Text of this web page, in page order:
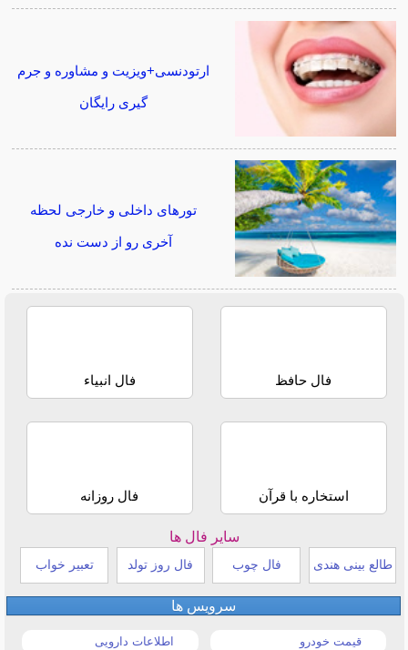
ارتودنسی+ویزیت و مشاوره و جرم
گیری رایگان
تورهای داخلی و خارجی لحظه
آخری رو از دست نده
فال حافظ فال انبیاء
استخاره با قرآن فال روزانه
سایر فال ها
طالع بینی هندی فال چوب فال روز تولد تعبیر خواب
سرویس ها
قیمت خودرو اطلاعات دارویی